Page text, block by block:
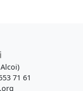
71 61